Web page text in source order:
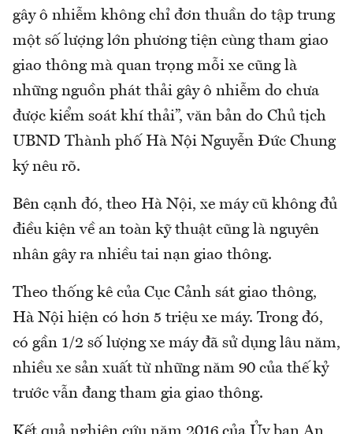
gây ô nhiễm không chỉ đơn thuần do tập trung
một số lượng lớn phương tiện cùng tham giao
giao thông mà quan trọng mỗi xe cũng là
những nguồn phát thải gây ô nhiễm do chưa
được kiểm soát khí thải”, văn bản do Chủ tịch
UBND Thành phố Hà Nội Nguyễn Đức Chung
ký nêu rõ.
Bên cạnh đó, theo Hà Nội, xe máy cũ không đủ
điều kiện về an toàn kỹ thuật cũng là nguyên
nhân gây ra nhiều tai nạn giao thông.
Theo thống kê của Cục Cảnh sát giao thông,
Hà Nội hiện có hơn 5 triệu xe máy. Trong đó,
có gần 1/2 số lượng xe máy đã sử dụng lâu năm,
nhiều xe sản xuất từ những năm 90 của thế kỷ
trước vẫn đang tham gia giao thông.